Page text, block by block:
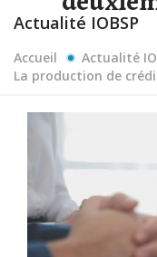
Actualité IOBSP
Accueil
Actualité
La production de